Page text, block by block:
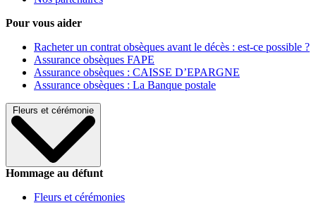
Pour vous aider
Racheter un contrat obsèques avant le décès : est-ce possible ?
Assurance obsèques FAPE
Assurance obsèques : CAISSE D’EPARGNE
Assurance obsèques : La Banque postale
Fleurs et cérémonie
Hommage au défunt
Fleurs et cérémonies